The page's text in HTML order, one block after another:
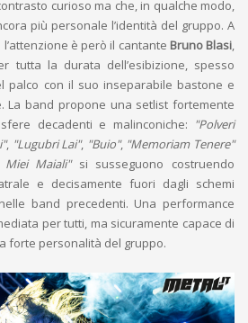
curioso ma che, in qualche modo,
più personale l’identità del gruppo. A
è però il cantante Bruno Blasi,
tutta la durata dell’esibizione, spesso
palco con il suo inseparabile bastone e
La band propone una setlist fortemente
decadenti e malinconiche: "Polveri
, "Lugubri Lai", "Buio", "Memoriam Tenere"
Maiali"si susseguono costruendo
e decisamente fuori dagli schemi
band precedenti. Una performance
per tutti, ma sicuramente capace di
forte personalità del gruppo.